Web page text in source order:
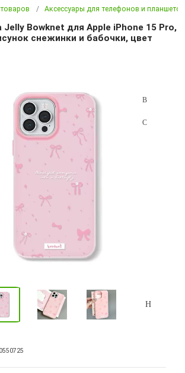
Аксессуары для телефонов и планшетов
Bowknet для Apple iPhone 15 Pro,
снежинки и бабочки, цвет